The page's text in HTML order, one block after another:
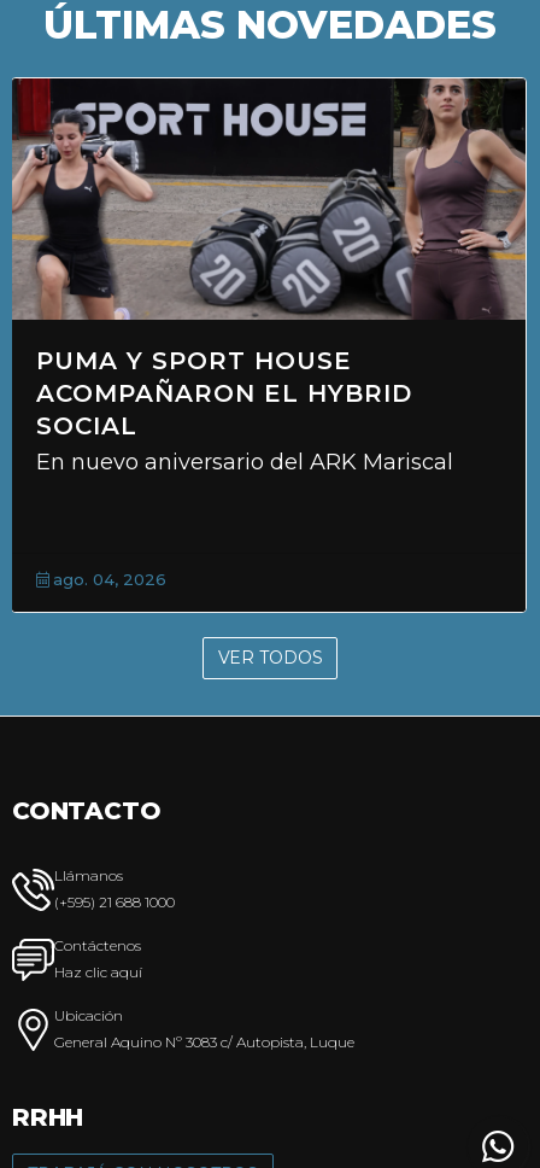
ÚLTIMAS NOVEDADES
PUMA Y SPORT HOUSE
ACOMPAÑARON EL HYBRID
SOCIAL
En nuevo aniversario del ARK Mariscal
ago. 04, 2026
VER TODOS
CONTACTO
Llámanos
(+595) 21 688 1000
Contáctenos
Haz clic aquí
Ubicación
General Aquino Nº 3083 c/ Autopista, Luque
RRHH